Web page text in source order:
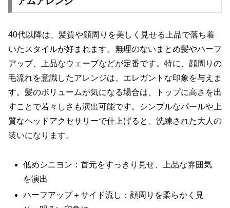
40代以降は、髪質や顔周りを美しく見せる上品で落ち着
いたスタイルが好まれます。無理のないまとめ髪やハーフ
アップ、上品なウェーブなどが定番です。特に、顔周りの
毛流れを意識したアレンジは、エレガントな印象を与えま
す。髪のボリュームが気になる場合は、トップに高さを出
すことで若々しさも演出可能です。シンプルなパールや上
質なヘッドアクセサリーで仕上げると、洗練された大人の
装いになります。
低めシニヨン：首元をすっきり見せ、上品な雰囲気
を演出
ハーフアップ＋サイド流し：顔周りを柔らかく見